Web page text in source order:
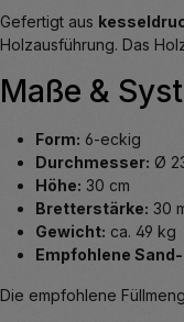
Gefertigt aus
Holzausführung. Das
Maße &
Form: 6-eckig
Durchmesser: Ø
Höhe: 30 cm
Bretterstärke: 30
Gewicht: ca. 49 kg
Empfohlene
Die empfohlene